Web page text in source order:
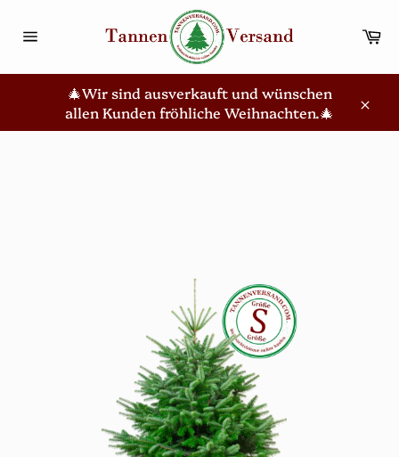
zum
Inhalt
🎄Wir sind ausverkauft und wünschen
allen Kunden fröhliche Weihnachten.🎄